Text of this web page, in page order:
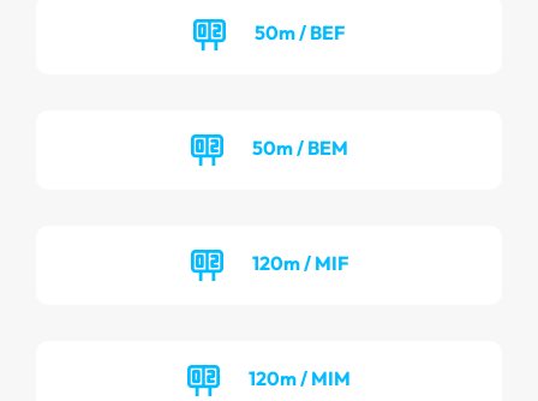
50m / BEF
50m / BEM
120m / MIF
120m / MIM